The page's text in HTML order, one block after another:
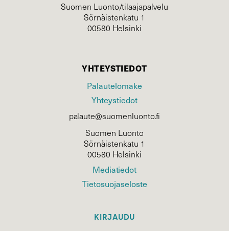
Suomen Luonto/tilaajapalvelu
Sörnäistenkatu 1
00580 Helsinki
YHTEYSTIEDOT
Palautelomake
Yhteystiedot
palaute@suomenluonto.fi
Suomen Luonto
Sörnäistenkatu 1
00580 Helsinki
Mediatiedot
Tietosuojaseloste
KIRJAUDU